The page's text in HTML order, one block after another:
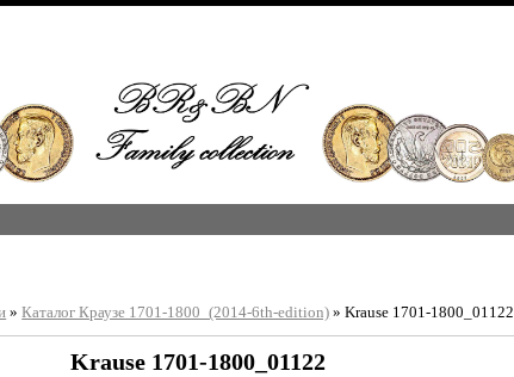
»Каталог Краузе 1701-1800_(2014-6th-edition) » Krause 1701-1800_01122
Krause 1701-1800_01122